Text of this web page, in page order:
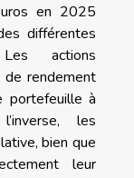
en 2025
différentes
actions
rendement
portefeuille à
les
bien que
leur